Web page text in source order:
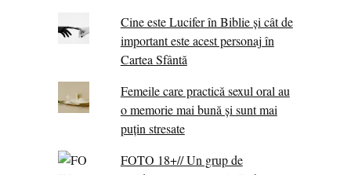
Cine este Lucifer în Biblie și cât de
important este acest personaj în
Cartea Sfântă
Femeile care practică sexul oral au
o memorie mai bună și sunt mai
puțin stresate
FOTO 18+// Un grup de